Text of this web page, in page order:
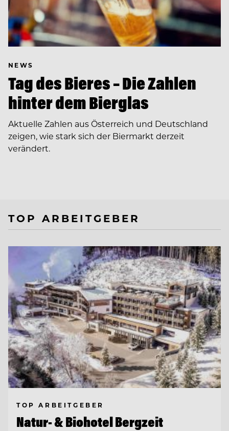
NEWS
Tag des Bieres – Die Zahlen
hinter dem Bierglas
Aktuelle Zahlen aus Österreich und Deutschland
zeigen, wie stark sich der Biermarkt derzeit
verändert.
TOP ARBEITGEBER
TOP ARBEITGEBER
Natur- & Biohotel Bergzeit